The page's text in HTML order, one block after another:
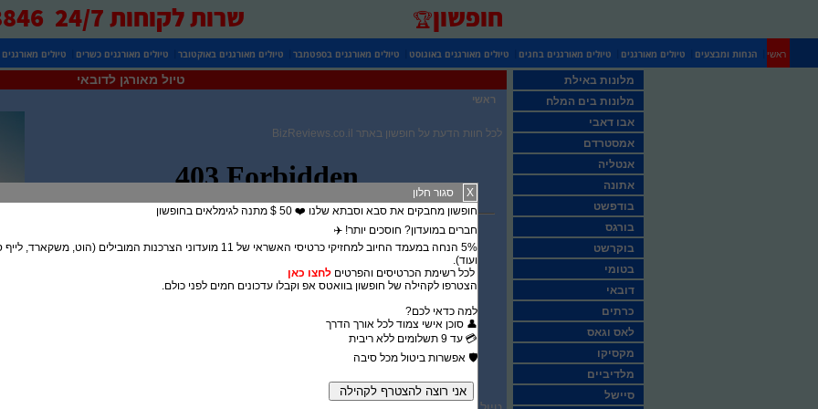
חופשון🏆 שרות לקוחות 24/7 0525738846
ראשי הנחות ומבצעים טיולים מאורגנים טיולים מאורגנים בחגים טיולים מאורגנים באוגוסט טיולים מאורגנים בספטמבר טיולים מאורגנים באוקטובר טיולים מאורגנים כשרים טיולים
טיול מאורגן לדובאי
ראשי
לכל חוות הדעת על חופשון באתר BizReviews.co.il
מלונות באילת
מלונות בים המלח
אבו דאבי
אמסטרדם
אנטליה
אתונה
בודפשט
בורגס
בוקרשט
בטומי
דובאי
כרתים
לאס וגאס
מקסיקו
מלדיביים
סיישל
X
סגור חלון
חופשון מחבקים את סבא וסבתא שלנו ❤️ 50 $ מתנה לגימלאים בחופשון
חברים במועדון? חוסכים יותר! ✈️
5% הנחה במעמד החיוב למחזיקי כרטיסי האשראי של 11 מועדוני הצרכנות המובילים (הוט,
ועוד).
לכל רשימת הכרטיסים והפרטים לחצו כאן
הצטרפו לקהילה של חופשון בוואטס אפ וקבלו עדכונים חמים לפני כולם.
​למה כדאי לכם?
​👤 סוכן אישי צמוד לכל אורך הדרך
​💳 עד 9 תשלומים ללא ריבית
​🛡️ אפשרות ביטול מכל סיבה